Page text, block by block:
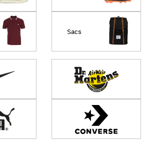
Sacs